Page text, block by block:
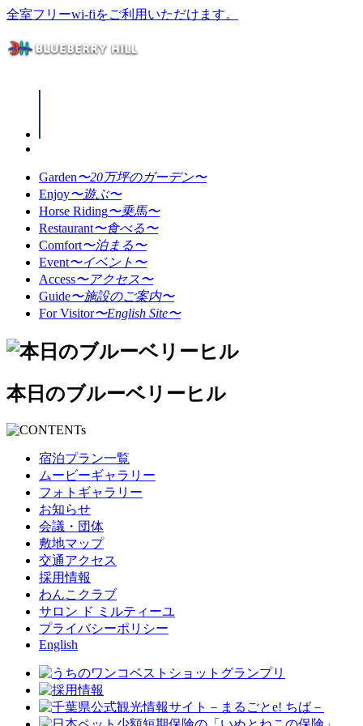
全室フリーwi-fiをご利用いただけます。
Garden〜20万坪のガーデン〜
Enjoy〜遊ぶ〜
Horse Riding〜乗馬〜
Restaurant〜食べる〜
Comfort〜泊まる〜
Event〜イベント〜
Access〜アクセス〜
Guide〜施設のご案内〜
For Visitor〜English Site〜
本日のブルーベリーヒル
宿泊プラン一覧
ムービーギャラリー
フォトギャラリー
お知らせ
会議・団体
敷地マップ
交通アクセス
採用情報
わんこクラブ
サロン ド ミルティーユ
プライバシーポリシー
English